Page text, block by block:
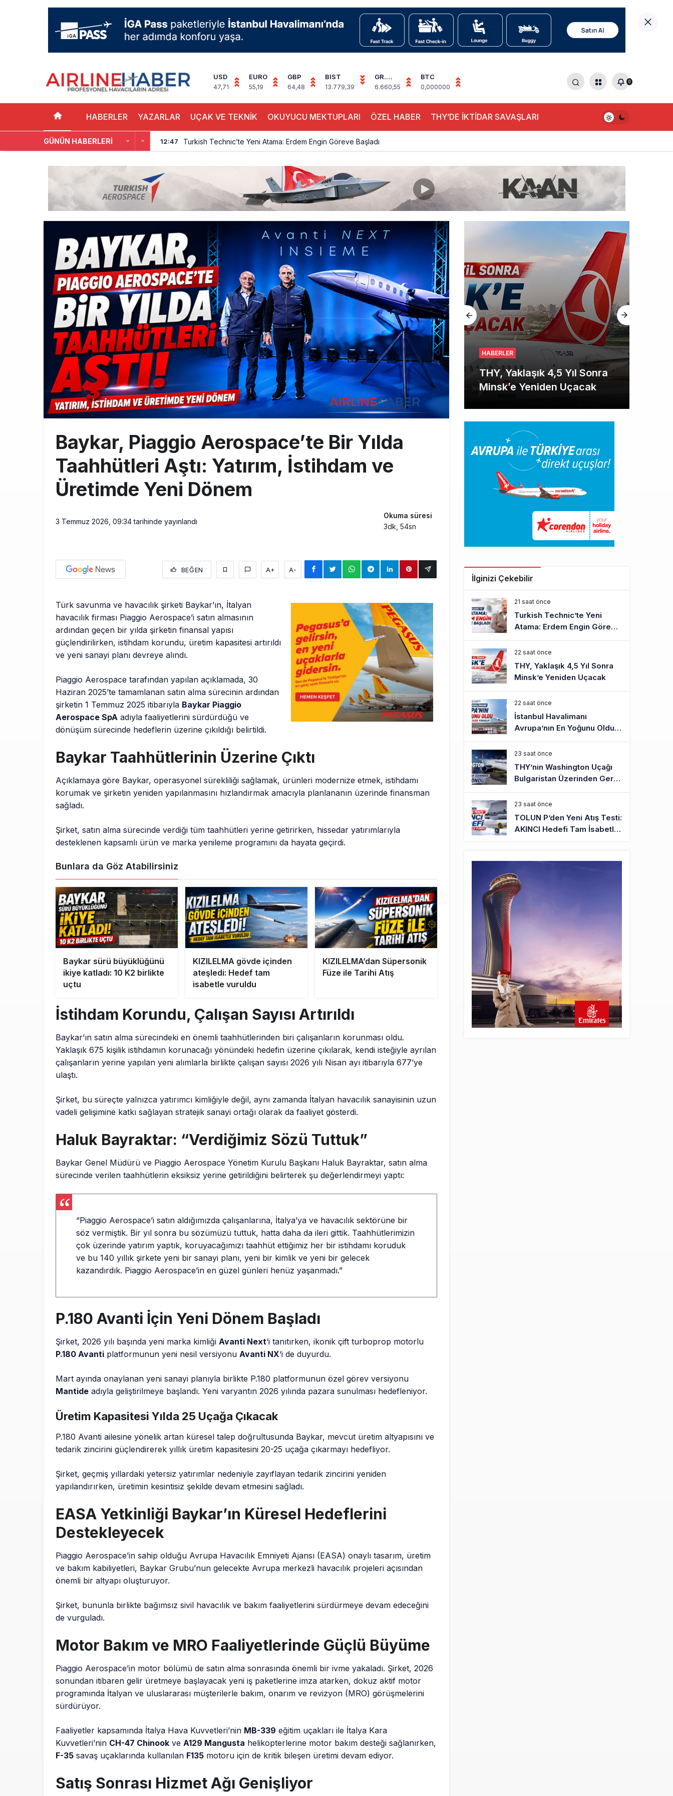
USD
47,71
EURO
55,19
GBP
64,48
BIST
13.779,39
GR.
ALTIN
6.660,55
BTC
0,000000
0
HABERLER YAZARLAR UÇAK VE TEKNİK OKUYUCU MEKTUPLARI ÖZEL HABER THY’DE İKTİDAR SAVAŞLARI
GÜNÜN HABERLERI 12:47 Turkish Technic’te Yeni Atama: Erdem Engin Göreve Başladı
İstanbul Havalimanı Avrupa’nın En Yoğunu Oldu, Dünyada 7’nciliğe Yükseldi
THY’nin Washington Uçağı Bulgaristan Üzerinden Geri Döndü
10:48 TOLUN P’den Yeni Atış Testi: AKINCI Hedefi Tam İsabetle Vurdu
10:26 Türkiye’nin Milli Motor Projelerinde Yeni Dönem: TEI TEKNOLOJİ Kuruldu
18:40 SunExpress Günlük Yolcu Rekorunu 72 Bin 340’a Çıkardı
17:59 İstanbul Havalimanı’nın 4. Pistinde İlk Test Uçuşu Yapıldı
Baykar, Piaggio Aerospace’te Bir Yılda
Taahhütleri Aştı: Yatırım, İstihdam ve
Üretimde Yeni Dönem
3 Temmuz 2026, 09:34tarihinde yayınlandı
Okuma süresi
3dk, 54sn
BEĞEN A+ A-
Türk savunma ve havacılık şirketi Baykar’ın, İtalyan
havacılık firması Piaggio Aerospace’i satın almasının
ardından geçen bir yılda şirketin finansal yapısı
güçlendirilirken, istihdam korundu, üretim kapasitesi artırıldı
ve yeni sanayi planı devreye alındı.
Piaggio Aerospace tarafından yapılan açıklamada, 30
Haziran 2025’te tamamlanan satın alma sürecinin ardından
şirketin 1 Temmuz 2025 itibarıyla Baykar Piaggio
Aerospace SpA adıyla faaliyetlerini sürdürdüğü ve
dönüşüm sürecinde hedeflerin üzerine çıkıldığı belirtildi.
Baykar Taahhütlerinin Üzerine Çıktı
Açıklamaya göre Baykar, operasyonel sürekliliği sağlamak, ürünleri modernize etmek, istihdamı
korumak ve şirketin yeniden yapılanmasını hızlandırmak amacıyla planlananın üzerinde finansman
sağladı.
Şirket, satın alma sürecinde verdiği tüm taahhütleri yerine getirirken, hissedar yatırımlarıyla
desteklenen kapsamlı ürün ve marka yenileme programını da hayata geçirdi.
Bunlara da Göz Atabilirsiniz
Baykar sürü büyüklüğünü
ikiye katladı: 10 K2 birlikte
uçtu
KIZILELMA gövde içinden
ateşledi: Hedef tam
isabetle vuruldu
KIZILELMA’dan Süpersonik
Füze ile Tarihi Atış
İstihdam Korundu, Çalışan Sayısı Artırıldı
Baykar’ın satın alma sürecindeki en önemli taahhütlerinden biri çalışanların korunması oldu.
Yaklaşık 675 kişilik istihdamın korunacağı yönündeki hedefin üzerine çıkılarak, kendi isteğiyle ayrılan
çalışanların yerine yapılan yeni alımlarla birlikte çalışan sayısı 2026 yılı Nisan ayı itibarıyla 677’ye
ulaştı.
Şirket, bu süreçte yalnızca yatırımcı kimliğiyle değil, aynı zamanda İtalyan havacılık sanayisinin uzun
vadeli gelişimine katkı sağlayan stratejik sanayi ortağı olarak da faaliyet gösterdi.
Haluk Bayraktar: “Verdiğimiz Sözü Tuttuk”
Baykar Genel Müdürü ve Piaggio Aerospace Yönetim Kurulu Başkanı Haluk Bayraktar, satın alma
sürecinde verilen taahhütlerin eksiksiz yerine getirildiğini belirterek şu değerlendirmeyi yaptı:
“Piaggio Aerospace’i satın aldığımızda çalışanlarına, İtalya’ya ve havacılık sektörüne bir
söz vermiştik. Bir yıl sonra bu sözümüzü tuttuk, hatta daha da ileri gittik. Taahhütlerimizin
çok üzerinde yatırım yaptık, koruyacağımızı taahhüt ettiğimiz her bir istihdamı koruduk
ve bu 140 yıllık şirkete yeni bir sanayi planı, yeni bir kimlik ve yeni bir gelecek
kazandırdık. Piaggio Aerospace’in en güzel günleri henüz yaşanmadı.”
P.180 Avanti İçin Yeni Dönem Başladı
Şirket, 2026 yılı başında yeni marka kimliğiAvanti Next‘i tanıtırken, ikonik çift turboprop motorlu
P.180 Avanti platformunun yeni nesil versiyonuAvanti NX‘i de duyurdu.
Mart ayında onaylanan yeni sanayi planıyla birlikte P.180 platformunun özel görev versiyonu
Mantide adıyla geliştirilmeye başlandı. Yeni varyantın 2026 yılında pazara sunulması hedefleniyor.
Üretim Kapasitesi Yılda 25 Uçağa Çıkacak
P.180 Avanti ailesine yönelik artan küresel talep doğrultusunda Baykar, mevcut üretim altyapısını ve
tedarik zincirini güçlendirerek yıllık üretim kapasitesini 20-25 uçağa çıkarmayı hedefliyor.
Şirket, geçmiş yıllardaki yetersiz yatırımlar nedeniyle zayıflayan tedarik zincirini yeniden
yapılandırırken, üretimin kesintisiz şekilde devam etmesini sağladı.
EASA Yetkinliği Baykar’ın Küresel Hedeflerini
Destekleyecek
Piaggio Aerospace’in sahip olduğu Avrupa Havacılık Emniyeti Ajansı (EASA) onaylı tasarım, üretim
ve bakım kabiliyetleri, Baykar Grubu’nun gelecekte Avrupa merkezli havacılık projeleri açısından
önemli bir altyapı oluşturuyor.
Şirket, bununla birlikte bağımsız sivil havacılık ve bakım faaliyetlerini sürdürmeye devam edeceğini
de vurguladı.
Motor Bakım ve MRO Faaliyetlerinde Güçlü Büyüme
Piaggio Aerospace’in motor bölümü de satın alma sonrasında önemli bir ivme yakaladı. Şirket, 2026
sonundan itibaren gelir üretmeye başlayacak yeni iş paketlerine imza atarken, dokuz aktif motor
programında İtalyan ve uluslararası müşterilerle bakım, onarım ve revizyon (MRO) görüşmelerini
sürdürüyor.
Faaliyetler kapsamında İtalya Hava Kuvvetleri’nin MB-339 eğitim uçakları ile İtalya Kara
Kuvvetleri’nin CH-47 Chinook veA129 Mangusta helikopterlerine motor bakım desteği sağlanırken,
F-35 savaş uçaklarında kullanılan F135 motoru için de kritik bileşen üretimi devam ediyor.
Satış Sonrası Hizmet Ağı Genişliyor
HABERLER
THY, Yaklaşık 4,5 Yıl Sonra
Minsk’e Yeniden Uçacak
İlginizi Çekebilir
21 saat önce
Turkish Technic’te Yeni
Atama: Erdem Engin Göreve
Başladı
22 saat önce
THY, Yaklaşık 4,5 Yıl Sonra
Minsk’e Yeniden Uçacak
22 saat önce
İstanbul Havalimanı
Avrupa’nın En Yoğunu Oldu,
Dünyada 7’nciliğe Yükseldi
23 saat önce
THY’nin Washington Uçağı
Bulgaristan Üzerinden Geri
Döndü
23 saat önce
TOLUN P’den Yeni Atış Testi:
AKINCI Hedefi Tam İsabetle
Türkiye’nin Milli Motor
Projelerinde Yeni Dönem:
TEI TEKNOLOJİ Kuruldu